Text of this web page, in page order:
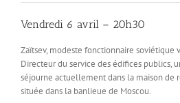
Vendredi 6 avril – 20h30
Zaïtsev, modeste fonctionnaire soviétique
Directeur du service des édifices publics,
séjourne actuellement dans la maison de
située dans la banlieue de Moscou.